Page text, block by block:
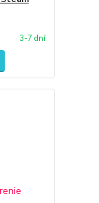
3-7 dní